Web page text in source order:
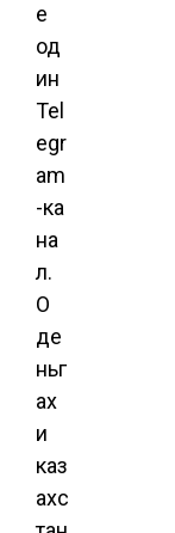
е
од
ин
Tel
egr
am
-ка
на
л.
О
де
ньг
ах
и
каз
ахс